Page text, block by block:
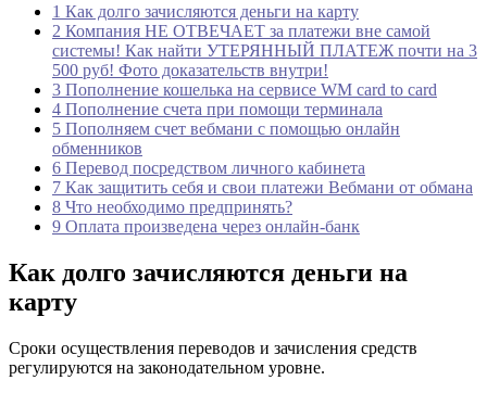
1 Как долго зачисляются деньги на карту
2 Компания НЕ ОТВЕЧАЕТ за платежи вне самой
системы! Как найти УТЕРЯННЫЙ ПЛАТЕЖ почти на 3
500 руб! Фото доказательств внутри!
3 Пополнение кошелька на сервисе WM card to card
4 Пополнение счета при помощи терминала
5 Пополняем счет вебмани с помощью онлайн
обменников
6 Перевод посредством личного кабинета
7 Как защитить себя и свои платежи Вебмани от обмана
8 Что необходимо предпринять?
9 Оплата произведена через онлайн-банк
Как долго зачисляются деньги на
карту
Сроки осуществления переводов и зачисления средств
регулируются на законодательном уровне.